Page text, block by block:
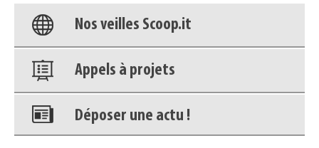
Nos veilles Scoop.it
Appels à projets
Déposer une actu !